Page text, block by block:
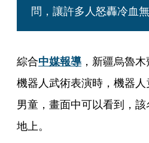
問，讓許多人怒轟冷血無
綜合中媒報導 ，新疆烏魯
機器人武術表演時，機器
男童，畫面中可以看到，
地上。